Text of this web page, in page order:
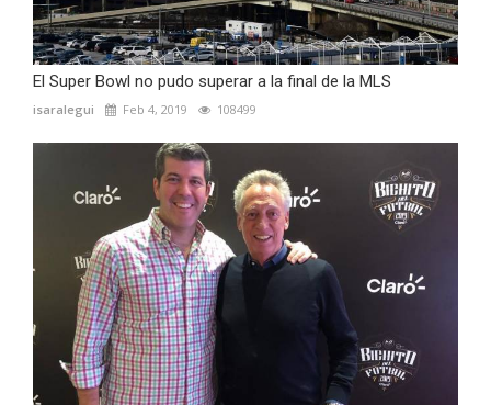
El Super Bowl no pudo superar a la final de la MLS
isaralegui Feb 4, 2019 108499